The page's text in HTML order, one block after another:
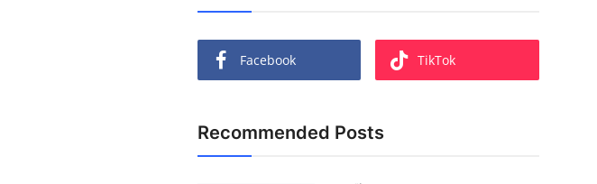
Facebook TikTok
Recommended Posts